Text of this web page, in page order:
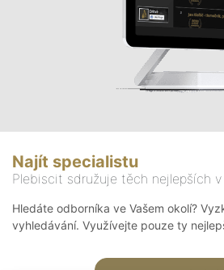
Najít specialistu
Plebiscit sdružuje těch nejlepších
Hledáte odborníka ve Vašem okolí?
vyhledávání. Využívejte pouze ty